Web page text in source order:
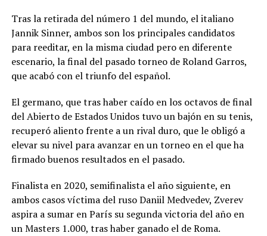
Tras la retirada del número 1 del mundo, el italiano
Jannik Sinner, ambos son los principales candidatos
para reeditar, en la misma ciudad pero en diferente
escenario, la final del pasado torneo de Roland Garros,
que acabó con el triunfo del español.
El germano, que tras haber caído en los octavos de final
del Abierto de Estados Unidos tuvo un bajón en su tenis,
recuperó aliento frente a un rival duro, que le obligó a
elevar su nivel para avanzar en un torneo en el que ha
firmado buenos resultados en el pasado.
Finalista en 2020, semifinalista el año siguiente, en
ambos casos víctima del ruso Daniil Medvedev, Zverev
aspira a sumar en París su segunda victoria del año en
un Masters 1.000, tras haber ganado el de Roma.